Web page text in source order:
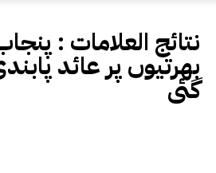
نتائج العلامات :
بھرتیوں پر عائد
گئی